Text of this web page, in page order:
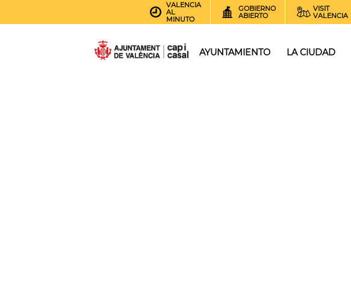
VALENCIA
AL
MINUTO
GOBIERNO
ABIERTO
VISIT
VALENCIA
AYUNTAMIENTO LA CIUDAD